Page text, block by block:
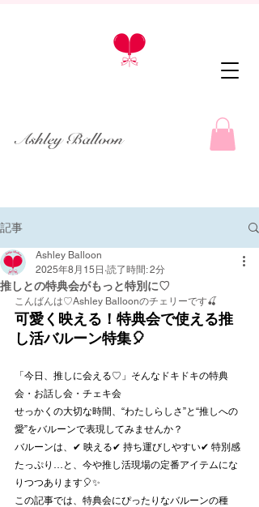
Ashley Balloon
記事
推しとの特典会がもっと特別に♡
Ashley Balloon
2025年8月15日 読了時間: 2分
こんばんは♡Ashley Balloonのチェリーです🍒
可愛く映える！特典会で使える推
し活バルーン特集🎈
「今日、推しに会える♡」そんなドキドキの特典
会・お話し会・チェキ会
せっかくの大切な時間、“わたしらしさ”と“推しへの
愛”をバルーンで表現してみませんか？
バルーンは、✔ 映える✔ 持ち運びしやすい✔ 特別感
たっぷり…と、今や推し活現場の定番アイテムにな
りつつあります🎈✨
この記事では、特典会にぴったりなバルーンの種